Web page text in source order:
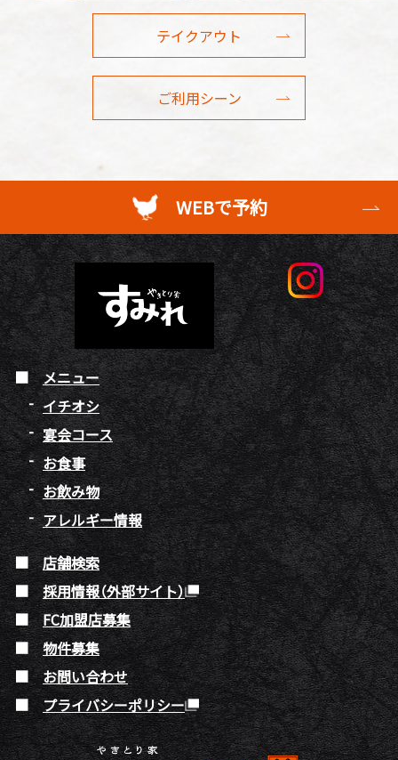
テイクアウト
ご利用シーン
WEBで予約
メニュー
イチオシ
宴会コース
お食事
お飲み物
アレルギー情報
店舗検索
採用情報（外部サイト）
FC加盟店募集
物件募集
お問い合わせ
プライバシーポリシー